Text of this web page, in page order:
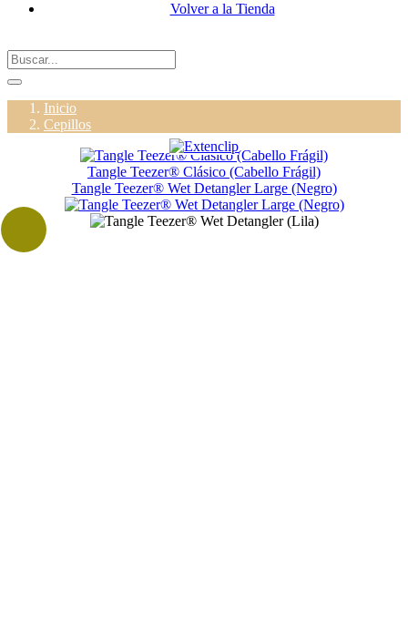
Volver a la Tienda
Inicio
Cepillos
Tangle Teezer® Clásico (Cabello Frágil)
Tangle Teezer® Wet Detangler Large (Negro)